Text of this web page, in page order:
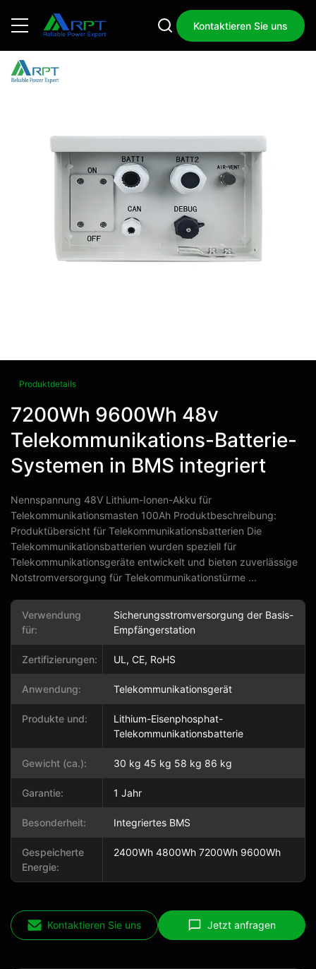
Kontaktieren Sie uns
Produktdetails
7200Wh 9600Wh 48v
Telekommunikations-Batterie-
Systemen in BMS integriert
Nennspannung 48V Lithium-Ionen-Akku für
Telekommunikationsmasten 100Ah Produktbeschreibung:
Produktübersicht für Telekommunikationsbatterien Die
Telekommunikationsbatterien wurden speziell für
Telekommunikationsgeräte entwickelt und bieten zuverlässige
Notstromversorgung für Telekommunikationstürme ...
Verwendung
für:
Sicherungsstromversorgung der Basis-
Empfängerstation
Zertifizierungen: UL, CE, RoHS
Anwendung: Telekommunikationsgerät
Produkte und:
Lithium-Eisenphosphat-
Telekommunikationsbatterie
Gewicht (ca.): 30 kg 45 kg 58 kg 86 kg
Garantie: 1 Jahr
Besonderheit: Integriertes BMS
Gespeicherte
Energie:
2400Wh 4800Wh 7200Wh 9600Wh
Kontaktieren Sie uns Jetzt anfragen